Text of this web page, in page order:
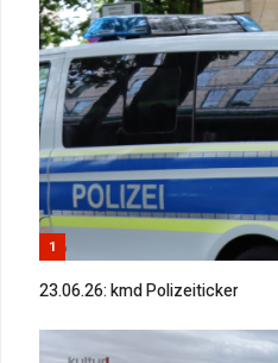
1
23.06.26: kmd Polizeiticker